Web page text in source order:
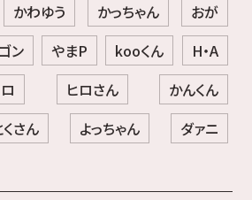
かわゆう かっちゃん
おが
ゴン やまP kooくん
H・A
ヒロさん
かんくん
くさん よっちゃん
ダァニ